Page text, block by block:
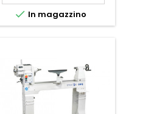
 In magazzino